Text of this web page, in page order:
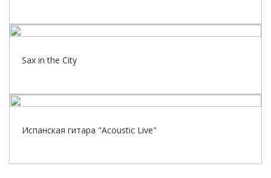
Sax in the City
Испанская гитара "Acoustic Live"